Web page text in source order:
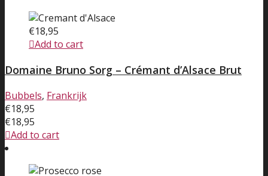
€18,95
Add to cart
Domaine Bruno Sorg – Crémant d’Alsace Brut
Bubbels, Frankrijk
€18,95
€18,95
Add to cart